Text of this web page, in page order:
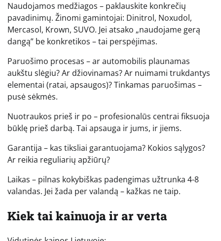
Naudojamos medžiagos – paklauskite konkrečių
pavadinimų. Žinomi gamintojai: Dinitrol, Noxudol,
Mercasol, Krown, SUVO. Jei atsako „naudojame gerą
dangą” be konkretikos – tai perspėjimas.
Paruošimo procesas – ar automobilis plaunamas
aukštu slėgiu? Ar džiovinamas? Ar nuimami trukdantys
elementai (ratai, apsaugos)? Tinkamas paruošimas –
pusė sėkmės.
Nuotraukos prieš ir po – profesionalūs centrai fiksuoja
būklę prieš darbą. Tai apsauga ir jums, ir jiems.
Garantija – kas tiksliai garantuojama? Kokios sąlygos?
Ar reikia reguliarių apžiūrų?
Laikas – pilnas kokybiškas padengimas užtrunka 4-8
valandas. Jei žada per valandą – kažkas ne taip.
Kiek tai kainuoja ir ar verta